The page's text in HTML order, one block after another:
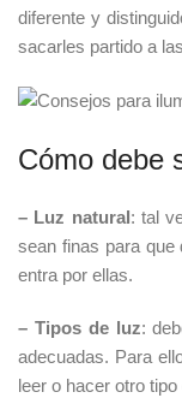
diferente y
sacarles partido a
Cómo debe
– Luz natural: tal
sean finas para que
entra por ellas.
– Tipos de luz:
adecuadas. Para
leer o hacer otro